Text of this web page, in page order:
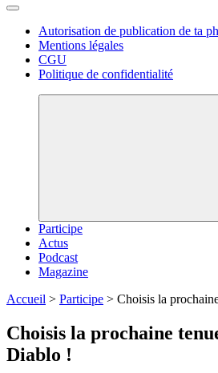
Autorisation de publication de ta
Mentions légales
CGU
Politique de confidentialité
Participe
Actus
Podcast
Magazine
Accueil > Participe > Choisis la
Choisis la prochaine
Diablo !